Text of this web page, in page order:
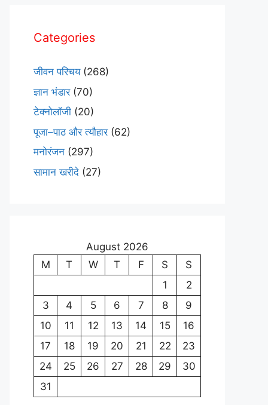
Categories
जीवन परिचय(268)
ज्ञान भंडार(70)
टेक्नोलॉजी (20)
पूजा–पाठ और त्यौहार(62)
मनोरंजन (297)
सामान खरीदे (27)
August 2026
M
T W T F S
S
1
2
3
4 5 6 7 8
9
10
11 12 13 14 15
16
17
18 19 20 21 22
23
24
25 26 27 28 29
30
31